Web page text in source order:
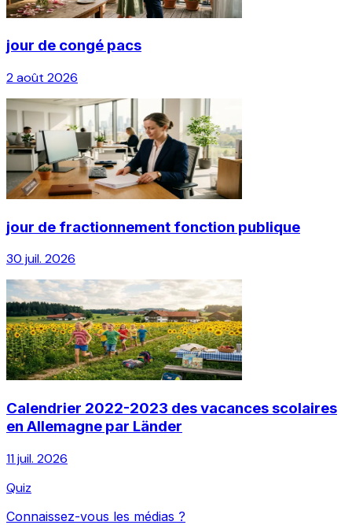
jour de congé pacs
2 août 2026
jour de fractionnement fonction publique
30 juil. 2026
Calendrier 2022-2023 des vacances scolaires
en Allemagne par Länder
11 juil. 2026
Quiz
Connaissez-vous les médias ?